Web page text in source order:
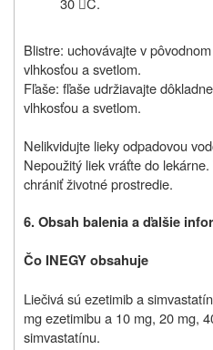

Blistre: uchovávajte v
vlhkosťou a svetlom.
Fľaše: fľaše udržiavajte
vlhkosťou a svetlom.
Nelikvidujte lieky odpadovou
Nepoužitý liek vráťte do
chrániť životné prostredie.
6. Obsah balenia a ďalšie
Čo INEGY obsahuje
Liečivá sú ezetimib a
mg ezetimibu a 10 mg, 20 mg,
simvastatínu.